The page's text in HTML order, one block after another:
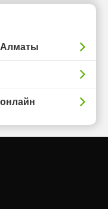
Алматы